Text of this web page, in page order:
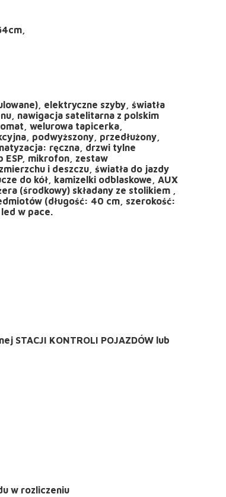
elektryczne szyby, światła
nawigacja satelitarna z polskim
welurowa tapicerka,
podwyższony, przedłużony,
ręczna, drzwi tylne
ESP, mikrofon, zestaw
i deszczu, światła do jazdy
do kół, kamizelki odblaskowe, AUX
(środkowy) składany ze stolikiem ,
(długość: 40 cm, szerokość:
w pace.
STACJI KONTROLI POJAZDÓW lub
w rozliczeniu